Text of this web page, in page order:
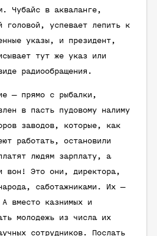
Чубайс в акваланге,
головой, успевает лепить к
указы, и президент,
тут же указ или
радиообращения.
— прямо с рыбалки,
в пасть пудовому налиму
заводов, которые, как
работать, остановили
людям зарплату, а
вон! Это они, директора,
саботажниками. Их —
вместо казнимых и
молодежь из числа их
сотрудников. Послать